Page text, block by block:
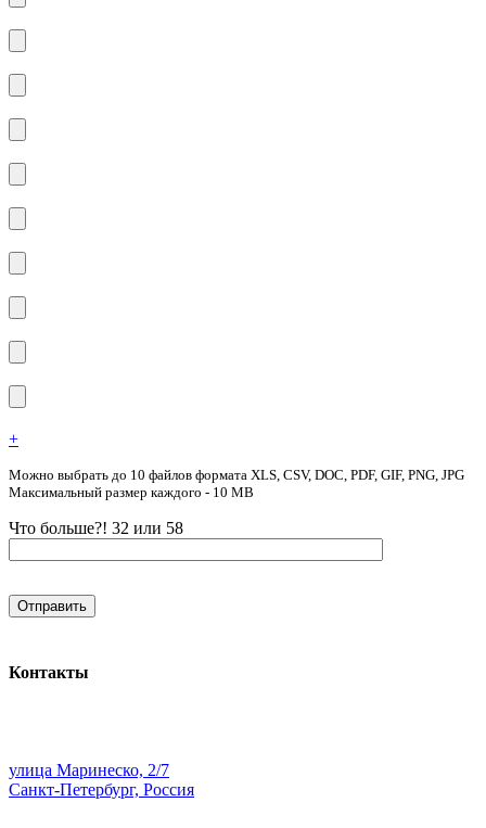
+
Можно выбрать до 10 файлов формата XLS, CSV, DOC, PDF, GIF, PNG, JPG
Максимальный размер каждого - 10 MB
Что больше?! 32 или 58
Контакты
улица Маринеско, 2/7
Санкт-Петербург, Россия